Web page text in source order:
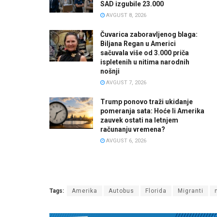
SAD izgubile 23.000
AVGUST 8, 2026
Čuvarica zaboravljenog blaga:
Biljana Regan u Americi
sačuvala više od 3.000 priča
ispletenih u nitima narodnih
nošnji
AVGUST 7, 2026
Trump ponovo traži ukidanje
pomeranja sata: Hoće li Amerika
zauvek ostati na letnjem
računanju vremena?
AVGUST 6, 2026
Tags: Amerika Autobus Florida Migranti